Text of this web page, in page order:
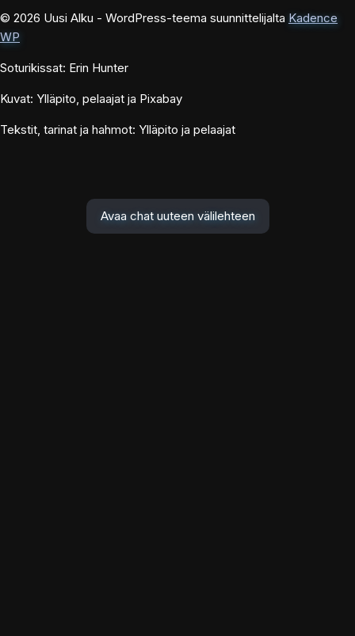
© 2026 Uusi Alku - WordPress-teema suunnittelijalta Kadence
WP
Soturikissat: Erin Hunter
Kuvat: Ylläpito, pelaajat ja Pixabay
Tekstit, tarinat ja hahmot: Ylläpito ja pelaajat
Avaa chat uuteen välilehteen